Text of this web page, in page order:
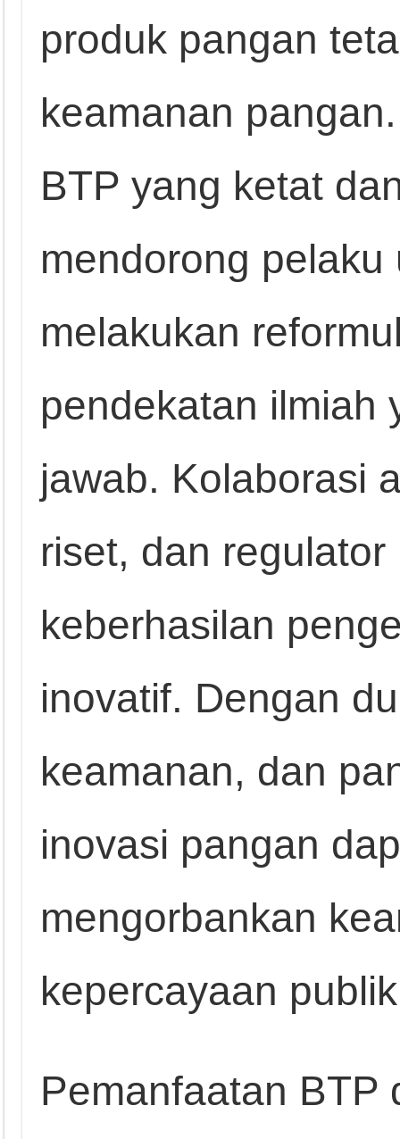
produk pangan
keamanan
BTP yang ketat
mendorong
melakukan
pendekatan ilmiah
jawab. Kolaborasi
riset, dan
keberhasilan
inovatif. Dengan
keamanan, dan
inovasi pangan
mengorbankan
kepercayaan
Pemanfaatan BTP